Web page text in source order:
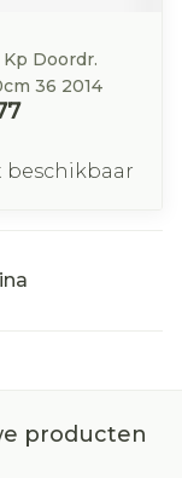
Doordr.
36 2014
beschikbaar
producten